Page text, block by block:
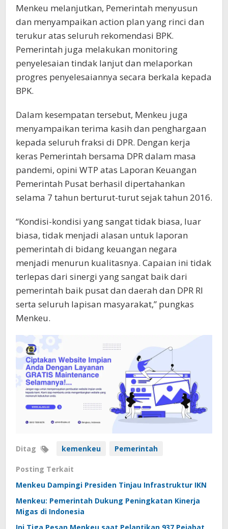
Menkeu melanjutkan, Pemerintah menyusun
dan menyampaikan action plan yang rinci dan
terukur atas seluruh rekomendasi BPK.
Pemerintah juga melakukan monitoring
penyelesaian tindak lanjut dan melaporkan
progres penyelesaiannya secara berkala kepada
BPK.
Dalam kesempatan tersebut, Menkeu juga
menyampaikan terima kasih dan penghargaan
kepada seluruh fraksi di DPR. Dengan kerja
keras Pemerintah bersama DPR dalam masa
pandemi, opini WTP atas Laporan Keuangan
Pemerintah Pusat berhasil dipertahankan
selama 7 tahun berturut-turut sejak tahun 2016.
“Kondisi-kondisi yang sangat tidak biasa, luar
biasa, tidak menjadi alasan untuk laporan
pemerintah di bidang keuangan negara
menjadi menurun kualitasnya. Capaian ini tidak
terlepas dari sinergi yang sangat baik dari
pemerintah baik pusat dan daerah dan DPR RI
serta seluruh lapisan masyarakat,” pungkas
Menkeu.
Ditag kemenkeu Pemerintah
Posting Terkait
Menkeu Dampingi Presiden Tinjau Infrastruktur IKN
Menkeu: Pemerintah Dukung Peningkatan Kinerja
Migas di Indonesia
Ini Tiga Pesan Menkeu saat Pelantikan 937 Pejabat